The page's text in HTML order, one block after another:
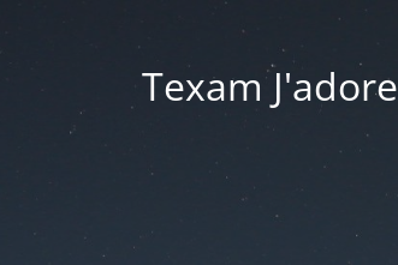
Texam J'adore